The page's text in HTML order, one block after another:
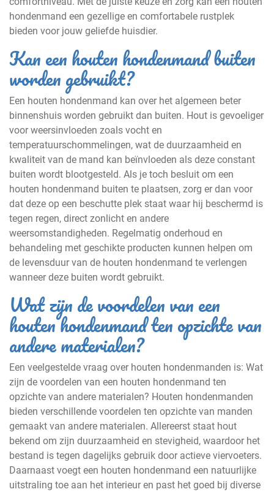
hondenmand een gezellige en comfortabele rustplek
bieden voor jouw geliefde huisdier.
Kan een houten hondenmand buiten
worden gebruikt?
Een houten hondenmand kan over het algemeen beter
binnenshuis worden gebruikt dan buiten. Hout is gevoeliger
voor weersinvloeden zoals vocht en
temperatuurschommelingen, wat de duurzaamheid en
kwaliteit van de mand kan beïnvloeden als deze constant
buiten wordt blootgesteld. Als je toch besluit om een
houten hondenmand buiten te plaatsen, zorg er dan voor
dat deze op een beschutte plek staat waar hij beschermd is
tegen regen, direct zonlicht en andere
weersomstandigheden. Regelmatig onderhoud en
behandeling met geschikte producten kunnen helpen om
de levensduur van de houten hondenmand te verlengen
wanneer deze buiten wordt gebruikt.
Wat zijn de voordelen van een
houten hondenmand ten opzichte van
andere materialen?
Een veelgestelde vraag over houten hondenmanden is: Wat
zijn de voordelen van een houten hondenmand ten
opzichte van andere materialen? Houten hondenmanden
bieden verschillende voordelen ten opzichte van manden
gemaakt van andere materialen. Allereerst staat hout
bekend om zijn duurzaamheid en stevigheid, waardoor het
bestand is tegen dagelijks gebruik door actieve viervoeters.
Daarnaast voegt een houten hondenmand een natuurlijke
uitstraling toe aan het interieur en past het goed bij diverse